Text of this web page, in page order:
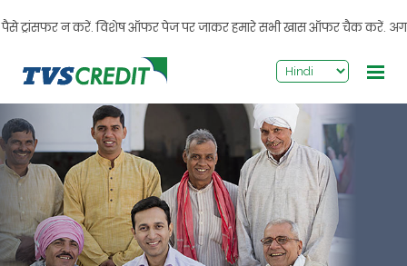
न करें. विशेष ऑफर पेज पर जाकर हमारे सभी खास ऑफर चैक करें. अगर